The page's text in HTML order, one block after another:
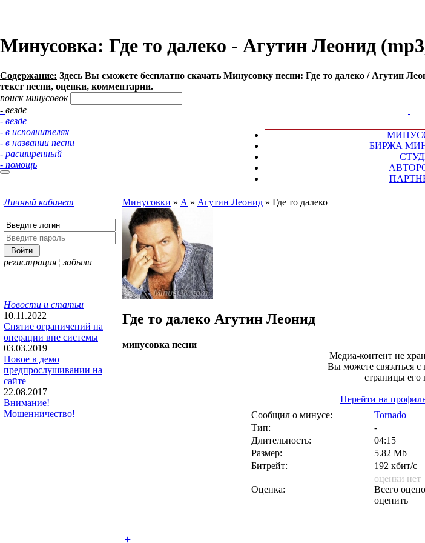
Минусовка: Где то далеко - Агутин Леонид
Содержание: Здесь Вы сможете бесплатно cкачать Минусовку песни: Где то далеко / Агутин
текст песни, оценки, комментарии.
поиск минусовок
- везде
- везде
- в исполнителях
- в названии песни
- расширенный
- помощь
БИРЖА
Личный кабинет
регистрация ¦ забыли
Новости и статьи
10.11.2022
Снятие ограничений на
операции вне системы
03.03.2019
Новое в демо
предпрослушивании на
сайте
22.08.2017
Внимание!
Мошенничество!
Минусовки » А » Агутин Леонид » Где то далеко
Где то далеко Агутин Леонид
минусовка песни
Медиа-контент не
Вы можете связаться с
страницы его
Перейти на
Сообщил о минусе:
Tornado
Тип:
-
Длительность:
04:15
Размер:
5.82 Mb
Битрейт:
192 кбит/с
Оценка:
оценки нет
Всего
оценить
+